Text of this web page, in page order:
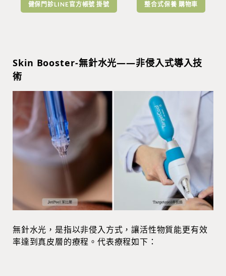
Skin Booster-無針水光——非侵入式導入技
術
無針水光，是指以非侵入方式，讓活性物質能更有效
率達到真皮層的療程。代表療程如下：